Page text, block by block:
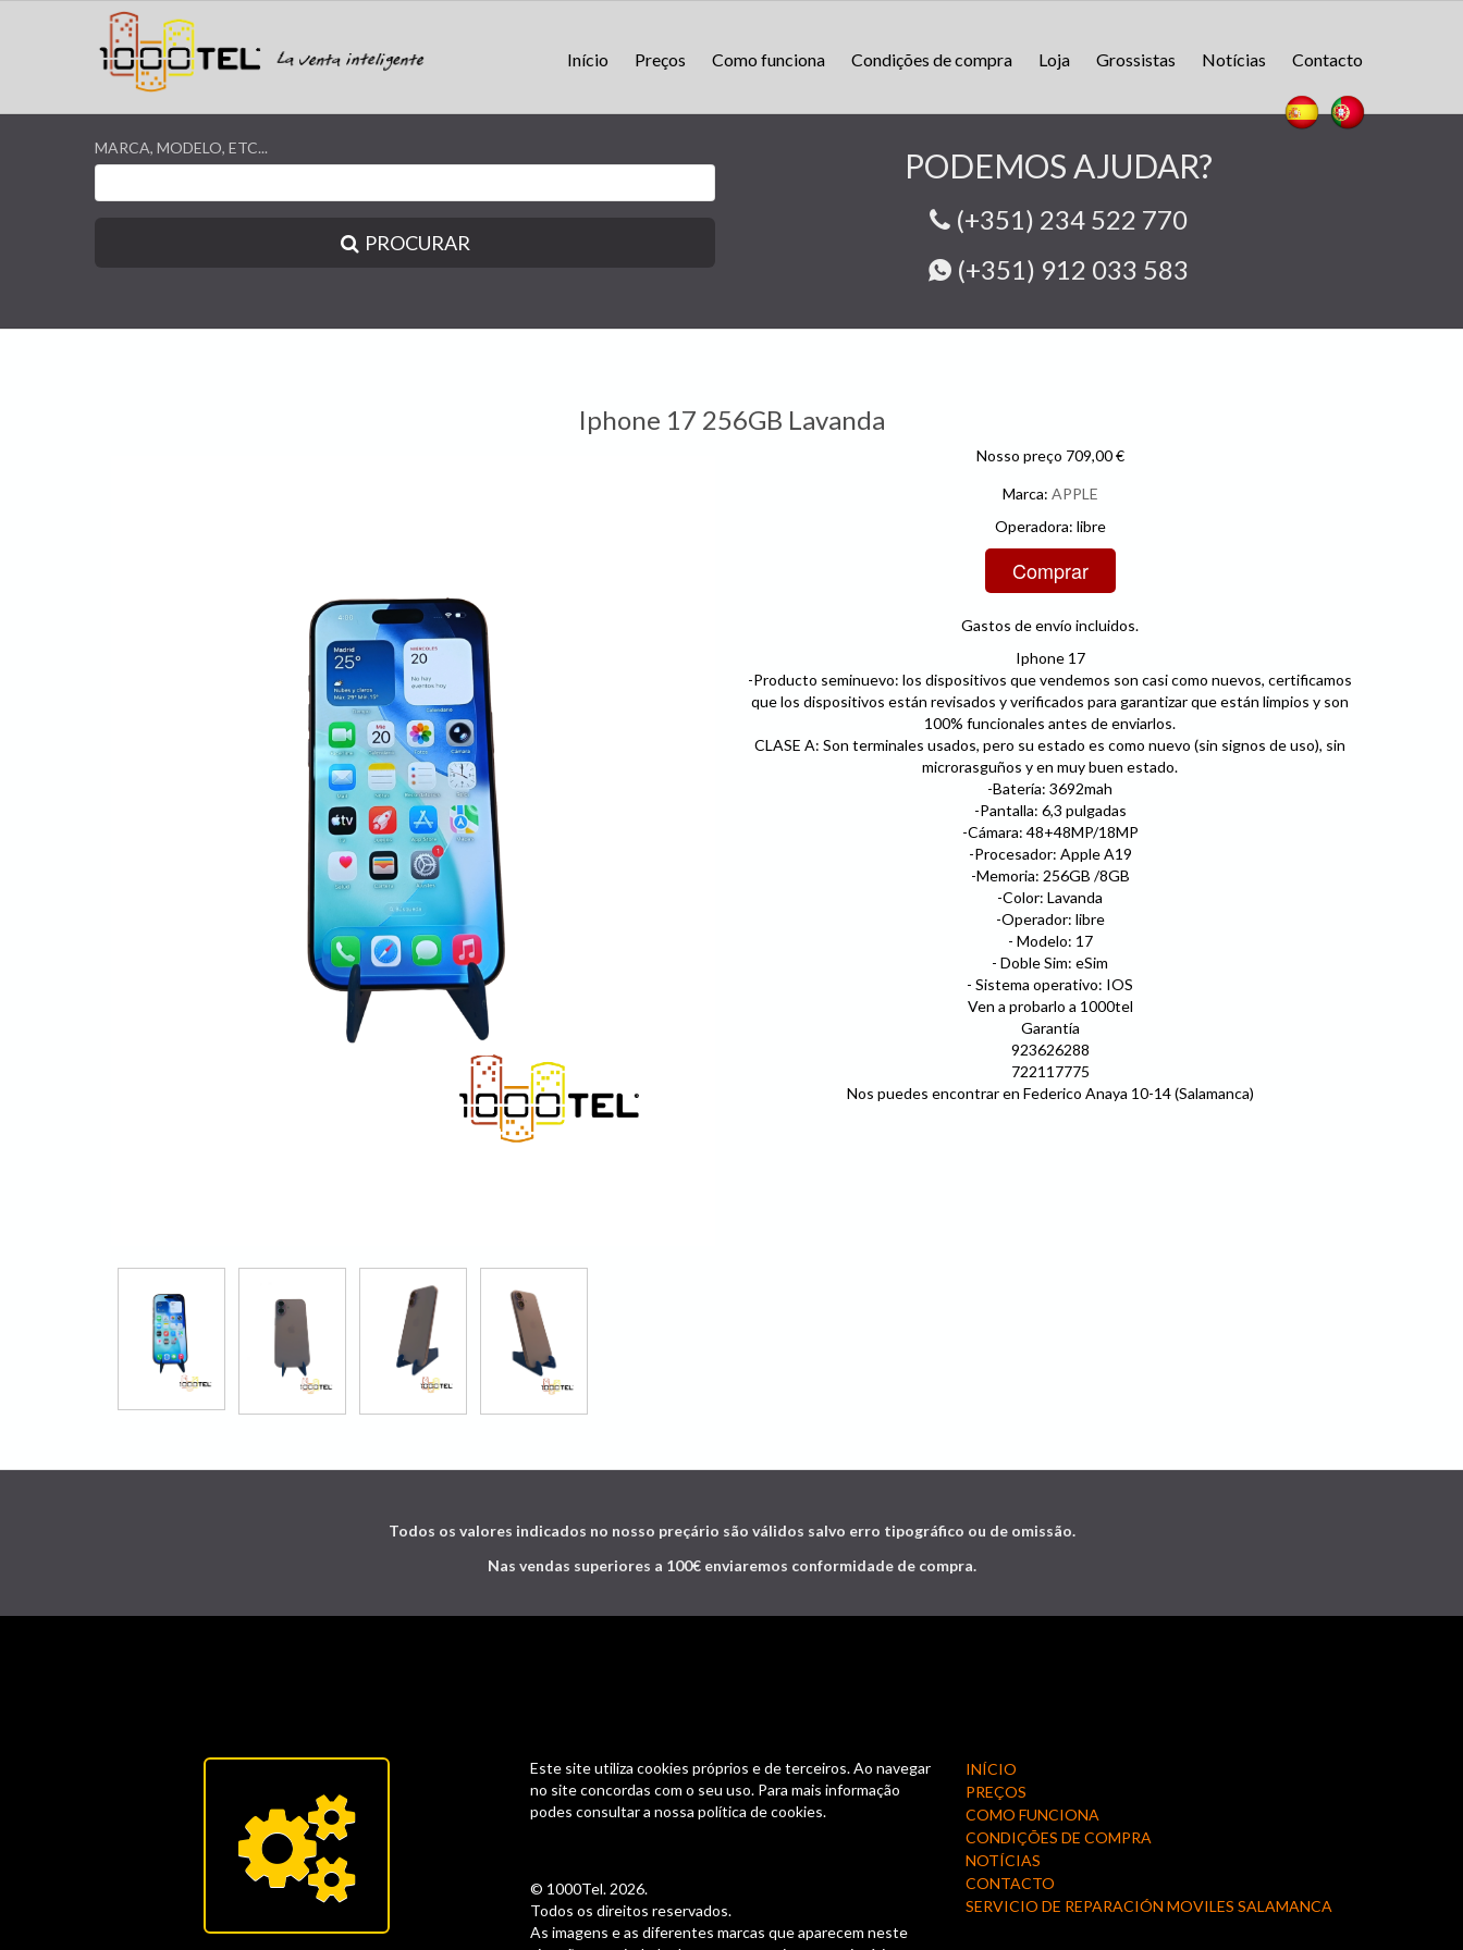
Início Preços Como funciona Condições de compra Loja Grossistas Notícias Contacto
MARCA, MODELO, ETC...
PROCURAR
PODEMOS AJUDAR?
(+351) 234 522 770
(+351) 912 033 583
Iphone 17 256GB Lavanda
Nosso preço 709,00 €
Marca: APPLE
Operadora: libre
Gastos de envío incluidos.
Iphone 17
-Producto seminuevo: los dispositivos que vendemos son casi como nuevos, certificamos
que los dispositivos están revisados y verificados para garantizar que están limpios y son
100% funcionales antes de enviarlos.
CLASE A: Son terminales usados, pero su estado es como nuevo (sin signos de uso), sin
microrasguños y en muy buen estado.
-Batería: 3692mah
-Pantalla: 6,3 pulgadas
-Cámara: 48+48MP/18MP
-Procesador: Apple A19
-Memoria: 256GB /8GB
-Color: Lavanda
-Operador: libre
- Modelo: 17
- Doble Sim: eSim
- Sistema operativo: IOS
Ven a probarlo a 1000tel
Garantía
923626288
722117775
Nos puedes encontrar en Federico Anaya 10-14 (Salamanca)
Todos os valores indicados no nosso preçário são válidos salvo erro tipográfico ou de omissão.
Nas vendas superiores a 100€ enviaremos conformidade de compra.
Este site utiliza cookies próprios e de terceiros. Ao navegar
no site concordas com o seu uso. Para mais informação
podes consultar a nossa política de cookies.
© 1000Tel. 2026.
Todos os direitos reservados.
As imagens e as diferentes marcas que aparecem neste
INÍCIO
PREÇOS
COMO FUNCIONA
CONDIÇÕES DE COMPRA
NOTÍCIAS
CONTACTO
SERVICIO DE REPARACIÓN MOVILES SALAMANCA